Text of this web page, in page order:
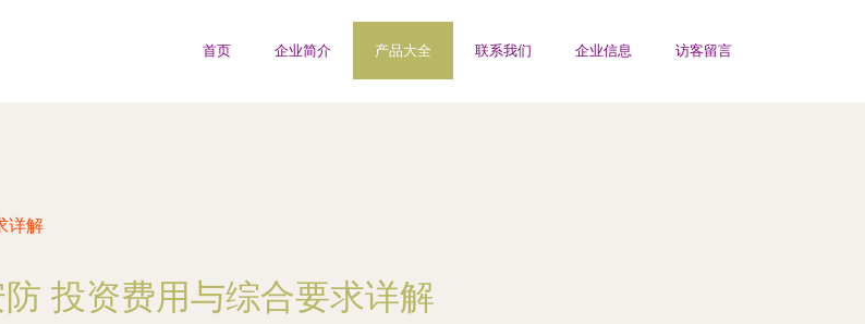
首页 企业简介 产品大全 联系我们 企业信息 访客留言
详解
投资费用与综合要求详解